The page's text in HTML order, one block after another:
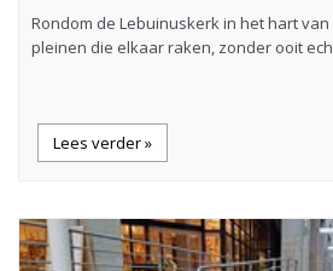
Rondom de Lebuinuskerk in het hart
pleinen die elkaar raken, zonder ooit
Lees verder »